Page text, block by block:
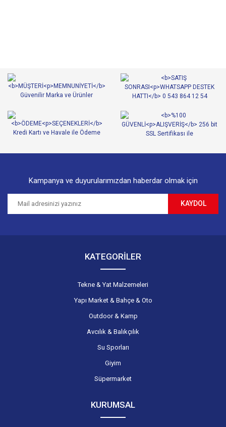
Ürün resmi kalitesiz, bozuk veya görüntülenemiyor.
Ürün açıklamasında eksik bilgiler bulunuyor.
Ürün bilgilerinde hatalar bulunuyor.
Ürün fiyatı diğer sitelerden daha pahalı.
Gönder
Kampanya ve duyurularımızdan haberdar olmak için
KAYDOL
KATEGORİLER
Tekne & Yat Malzemeleri
Yapı Market & Bahçe & Oto
Outdoor & Kamp
Avcılık & Balıkçılık
Su Sporları
Giyim
Süpermarket
KURUMSAL